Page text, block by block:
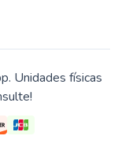
Unidades físicas